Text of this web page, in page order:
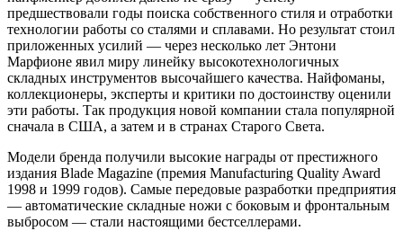
предшествовали годы поиска собственного стиля и отработки
технологии работы со сталями и сплавами. Но результат стоил
приложенных усилий — через несколько лет Энтони
Марфионе явил миру линейку высокотехнологичных
складных инструментов высочайшего качества. Найфоманы,
коллекционеры, эксперты и критики по достоинству оценили
эти работы. Так продукция новой компании стала популярной
сначала в США, а затем и в странах Старого Света.
Модели бренда получили высокие награды от престижного
издания Blade Magazine (премия Manufacturing Quality Award
1998 и 1999 годов). Самые передовые разработки предприятия
— автоматические складные ножи с боковым и фронтальным
выбросом — стали настоящими бестселлерами.